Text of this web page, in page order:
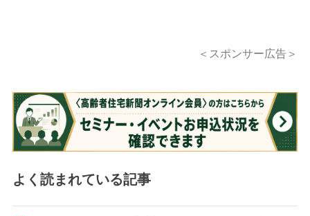
＜スポンサー広告＞
よく読まれている記事